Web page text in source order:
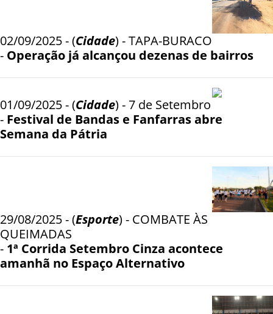
02/09/2025 - (Cidade) - TAPA-BURACO
- Operação já alcançou dezenas de bairros
01/09/2025 - (Cidade) - 7 de Setembro
- Festival de Bandas e Fanfarras abre
Semana da Pátria
29/08/2025 - (Esporte) - COMBATE ÀS
QUEIMADAS
- 1ª Corrida Setembro Cinza acontece
amanhã no Espaço Alternativo